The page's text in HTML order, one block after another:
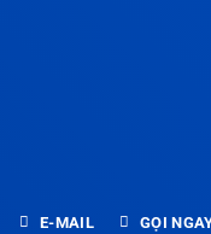
E-MAIL GỌI